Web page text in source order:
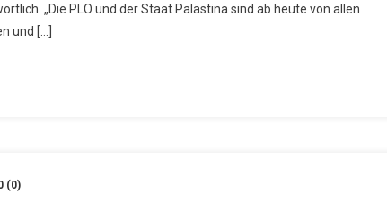
„Die PLO und der Staat Palästina sind ab heute von allen
und […]
(0)